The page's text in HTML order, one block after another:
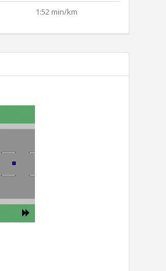
1:52 min/km